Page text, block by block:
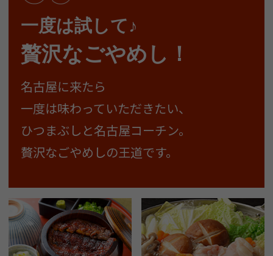
一度は試して♪
贅沢なごやめし！
名古屋に来たら
一度は味わっていただきたい、
ひつまぶしと名古屋コーチン。
贅沢なごやめしの王道です。